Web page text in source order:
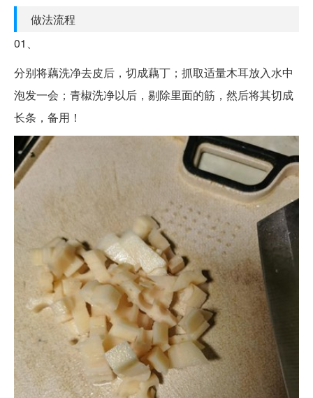
做法流程
01、
分别将藕洗净去皮后，切成藕丁；抓取适量木耳放入水中
泡发一会；青椒洗净以后，剔除里面的筋，然后将其切成
长条，备用！